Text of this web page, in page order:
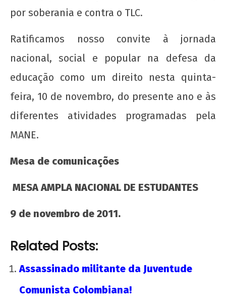
por soberania e contra o TLC.
Ratificamos nosso convite à jornada
nacional, social e popular na defesa da
educação como um direito nesta quinta-
feira, 10 de novembro, do presente ano e às
diferentes atividades programadas pela
MANE.
Mesa de comunicações
MESA AMPLA NACIONAL DE ESTUDANTES
9 de novembro de 2011.
Related Posts:
Assassinado militante da Juventude
Comunista Colombiana!